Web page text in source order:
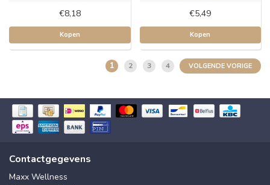
€8,18
Kopen
€5,49
Kopen
1 2 3 4 VOLGENDE VORIGE
Contactgegevens
Maxx Wellness